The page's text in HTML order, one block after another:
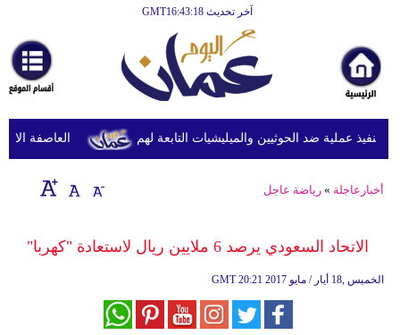
آخر تحديث GMT16:43:18
أخبارعاجلة
رياضة
ثقافة
إقتصاد
وموسيقى
العاصفة عملية ضد الحوثيين والميليشيات التابعة لهم
أخبارعاجلة »رياضة عاجل
الاتحاد السعودي يرصد 6 ملايين ريال لاستعادة "كهربا"
GMT 20:21 2017 الخميس ,18 أيار / مايو